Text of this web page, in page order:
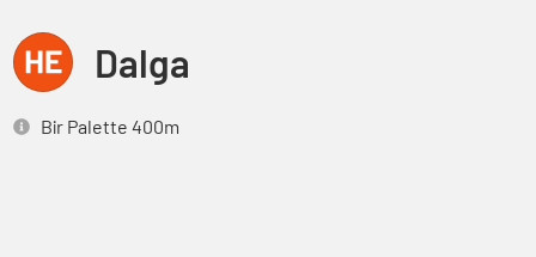
Dalga
Bir Palette 400m